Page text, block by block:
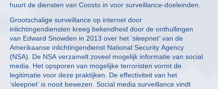
huurt de diensten van Coosto in voor surveillance-doeleinden.
Grootschalige surveillance op internet door
inlichtingendiensten kreeg bekendheid door de onthullingen
van Edward Snowden in 2013 over het ‘sleepnet’van de
Amerikaanse inlichtingendienst National Security Agency
(NSA). De NSA verzamelt zoveel mogelijk informatie van social
media. Het opsporen van mogelijke terroristen vormt de
legitimatie voor deze praktijken. De effectiviteit van het
‘sleepnet’ is nooit bewezen. Social media surveillance vindt